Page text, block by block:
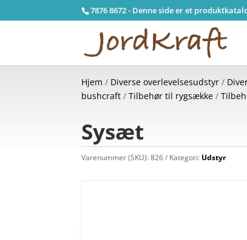
7876 8672 - Denne side er et
Hjem / Diverse overlevelsesudstyr /
bushcraft /Tilbehør til rygsække /
Sysæt
Varenummer (SKU):826 Kategori: Udstyr